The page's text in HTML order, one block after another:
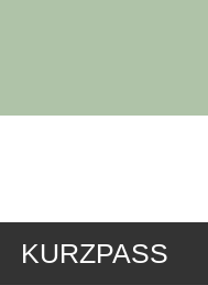
KURZPASS